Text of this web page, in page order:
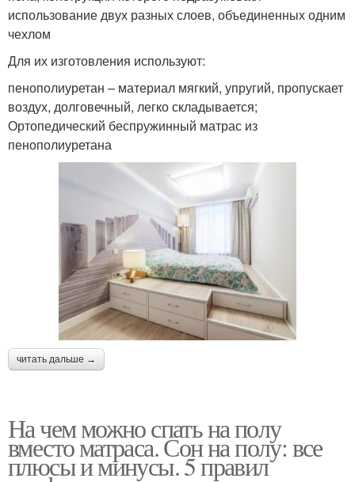
использование двух разных слоев, объединенных одним
чехлом
Для их изготовления используют:
пенополиуретан – материал мягкий, упругий, пропускает
воздух, долговечный, легко складывается;
Ортопедический беспружинный матрас из
пенополиуретана
читать дальше →
На чем можно спать на полу
вместо матраса. Сон на полу: все
плюсы и минусы. 5 правил